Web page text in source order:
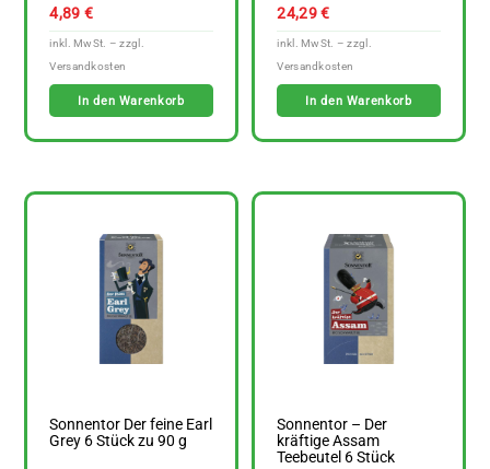
4,89 €
In den Warenkorb
24,29€
In den Warenkorb
Sonnentor Der feine Earl
Grey 6 Stück zu 90 g
Sonnentor – Der
kräftige Assam
Teebeutel 6 Stück